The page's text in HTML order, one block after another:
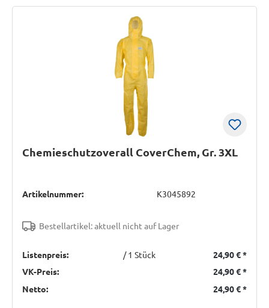
Chemieschutzoverall CoverChem, Gr. 3XL
Artikelnummer: K3045892
Bestellartikel: aktuell nicht auf Lager
Listenpreis: / 1 Stück 24,90 €*
VK-Preis:
24,90 €*
Netto:
24,90 €*